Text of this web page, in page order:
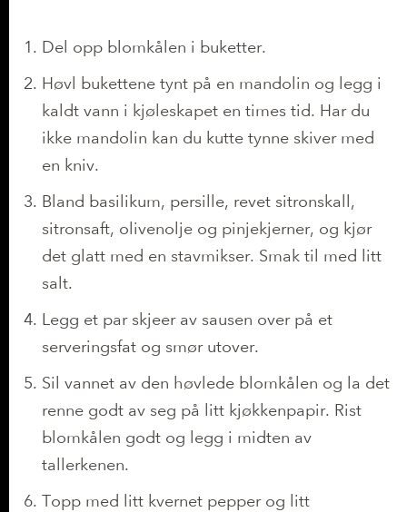
Slik gjør du det
Del opp blomkålen i buketter.
Høvl bukettene tynt på en mandolin og legg i
kaldt vann i kjøleskapet en times tid. Har du
ikke mandolin kan du kutte tynne skiver med
en kniv.
Bland basilikum, persille, revet sitronskall,
sitronsaft, olivenolje og pinjekjerner, og kjør
det glatt med en stavmikser. Smak til med litt
salt.
Legg et par skjeer av sausen over på et
serveringsfat og smør utover.
Sil vannet av den høvlede blomkålen og la det
renne godt av seg på litt kjøkkenpapir. Rist
blomkålen godt og legg i midten av
tallerkenen.
Topp med litt kvernet pepper og litt